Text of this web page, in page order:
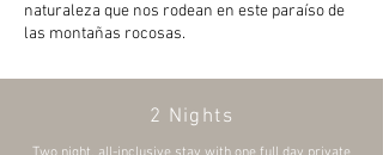
naturaleza que nos rodean en este paraíso de
las montañas rocosas.
2 Nights